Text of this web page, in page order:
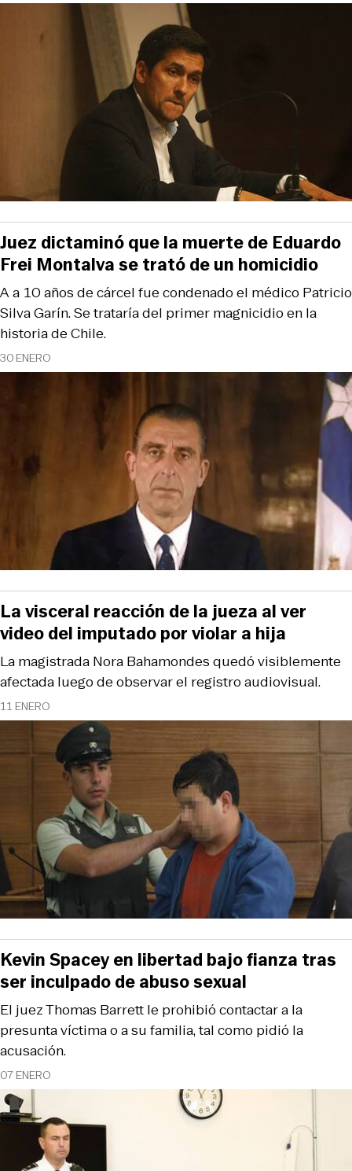
30 ENERO
A a 10 años de cárcel fue condenado el médico Patricio
Silva Garín. Se trataría del primer magnicidio en la
historia de Chile.
Juez dictaminó que la muerte de Eduardo
Frei Montalva se trató de un homicidio
11 ENERO
La magistrada Nora Bahamondes quedó visiblemente
afectada luego de observar el registro audiovisual.
La visceral reacción de la jueza al ver
video del imputado por violar a hija
07 ENERO
El juez Thomas Barrett le prohibió contactar a la
presunta víctima o a su familia, tal como pidió la
acusación.
Kevin Spacey en libertad bajo fianza tras
ser inculpado de abuso sexual